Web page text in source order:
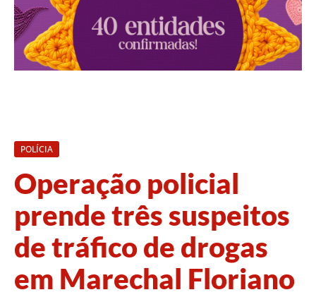
POLÍCIA
Operação policial
prende três suspeitos
de tráfico de drogas
em Marechal Floriano